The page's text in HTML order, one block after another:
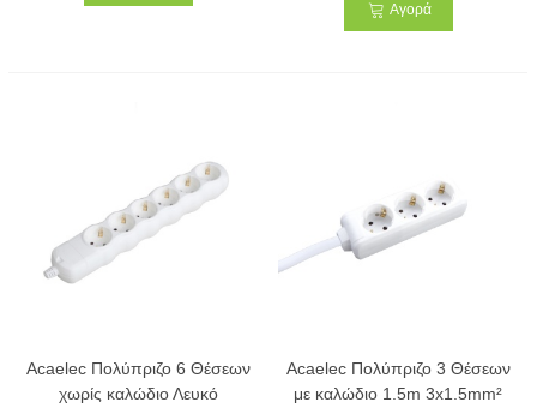
Αγορά
Acaelec Πολύπριζο 6 Θέσεων
χωρίς καλώδιο Λευκό
Acaelec Πολύπριζο 3 Θέσεων
με καλώδιο 1.5m 3x1.5mm²